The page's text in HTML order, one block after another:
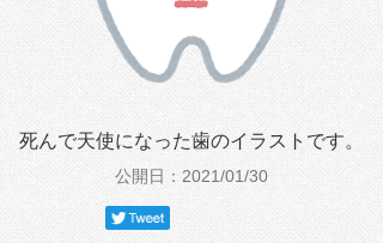
死んで天使になった歯のイラストです。
公開日：2021/01/30